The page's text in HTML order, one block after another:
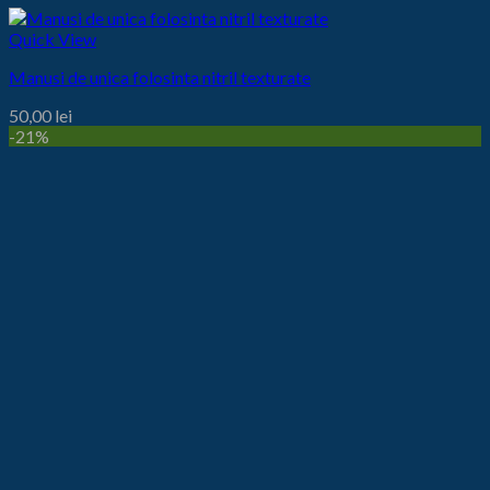
Quick View
Manusi de unica folosinta nitril texturate
50,00 lei
-21%